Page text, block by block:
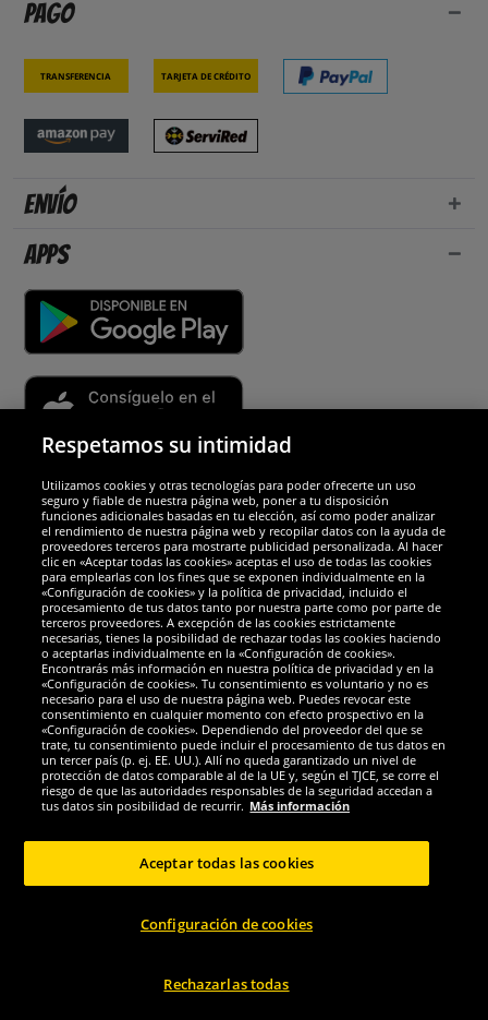
Pago
Transferencia Tarjeta de crédito
Envío
Apps
Socios y seguridad
Galardones
Redes sociales
Todos los derechos reservados
se aplica a clientes con una suscripción activa al DealClub.
Respetamos su intimidad
Utilizamos cookies y otras tecnologías para poder ofrecerte un uso
seguro y fiable de nuestra página web, poner a tu disposición
funciones adicionales basadas en tu elección, así como poder analizar
el rendimiento de nuestra página web y recopilar datos con la ayuda de
proveedores terceros para mostrarte publicidad personalizada. Al hacer
clic en «Aceptar todas las cookies» aceptas el uso de todas las cookies
para emplearlas con los fines que se exponen individualmente en la
«Configuración de cookies» y la política de privacidad, incluido el
procesamiento de tus datos tanto por nuestra parte como por parte de
terceros proveedores. A excepción de las cookies estrictamente
necesarias, tienes la posibilidad de rechazar todas las cookies haciendo
o aceptarlas individualmente en la «Configuración de cookies».
Encontrarás más información en nuestra política de privacidad y en la
«Configuración de cookies». Tu consentimiento es voluntario y no es
necesario para el uso de nuestra página web. Puedes revocar este
consentimiento en cualquier momento con efecto prospectivo en la
«Configuración de cookies». Dependiendo del proveedor del que se
trate, tu consentimiento puede incluir el procesamiento de tus datos en
un tercer país (p. ej. EE. UU.). Allí no queda garantizado un nivel de
protección de datos comparable al de la UE y, según el TJCE, se corre el
riesgo de que las autoridades responsables de la seguridad accedan a
tus datos sin posibilidad de recurrir. Más información
Configuración de cookies
Rechazarlas todas
Aceptar todas las cookies